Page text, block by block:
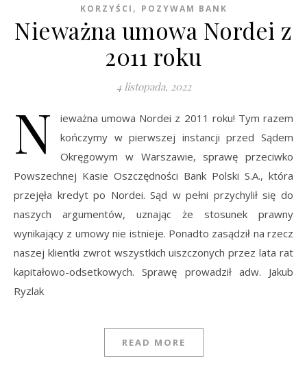
KORZYŚCI , POZYWAM BANK
Nieważna umowa Nordei z
2011 roku
4 listopada, 2022
N
ieważna umowa Nordei z 2011 roku! Tym razem
kończymy w pierwszej instancji przed Sądem
Okręgowym w Warszawie, sprawę przeciwko
Powszechnej Kasie Oszczędności Bank Polski S.A., która
przejęła kredyt po Nordei. Sąd w pełni przychylił się do
naszych argumentów, uznając że stosunek prawny
wynikający z umowy nie istnieje. Ponadto zasądził na rzecz
naszej klientki zwrot wszystkich uiszczonych przez lata rat
kapitałowo-odsetkowych. Sprawę prowadził adw. Jakub
Ryzlak
READ MORE